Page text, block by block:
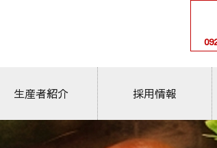
生産者紹介 採用情報